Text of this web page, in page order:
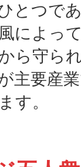
とつで
によっ
ら守ら
主要産
す。